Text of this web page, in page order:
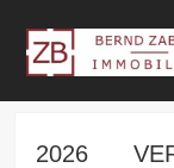
2026